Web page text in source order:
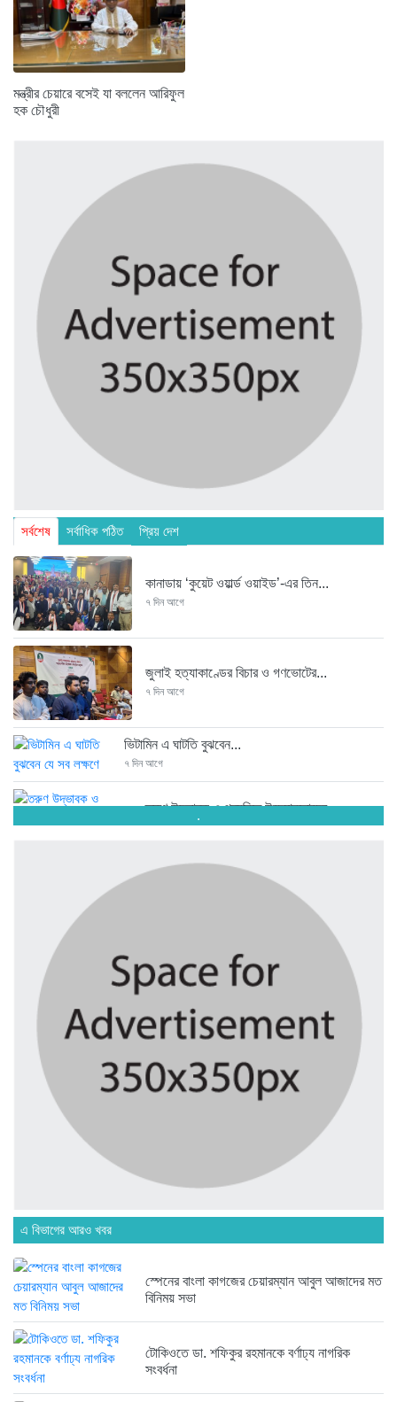
মন্ত্রীর চেয়ারে বসেই যা বললেন আরিফুল
হক চৌধুরী
সর্বশেষ সর্বাধিক পঠিত প্রিয় দেশ
কানাডায় ‘কুয়েট ওয়ার্ল্ড ওয়াইড’-এর তিন...
৭ দিন আগে
জুলাই হত্যাকাণ্ডের বিচার ও গণভোটের...
৭ দিন আগে
ভিটামিন এ ঘাটতি বুঝবেন...
৭ দিন আগে
তরুণ উদ্ভাবক ও প্রযুক্তি উদ্যোক্তাদের...
৭ দিন আগে
মাদরাসাকে অবহেলা করা শুরু মুজিব...
বাংলাদেশে এসে মার্কিন দূতের ভারতের...
অনেক পরিবার এখনো তাঁদের স্বজন...
৭ দিন আগে
ব্রিকলেইন জামে মসজিদ প্রতিষ্ঠার ৫০...
রাজনৈতিক লড়াইয়ে জিততে হলে সাংস্কৃতিক...
২ সপ্তাহ আগে
.
এ বিভাগের আরও খবর
স্পেনের বাংলা কাগজের চেয়ারম্যান আবুল আজাদের মত
বিনিময় সভা
টোকিওতে ডা. শফিকুর রহমানকে বর্ণাঢ্য নাগরিক
সংবর্ধনা